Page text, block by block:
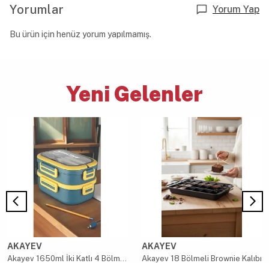
Yorumlar Yorum Yap
Bu ürün için henüz yorum yapılmamış.
Yeni Gelenler
AKAYEV
Akayev 1650ml İki Katlı 4 Bölmeli Çelik Yemek Kabı Mavi
AKAYEV
Akayev 18 Bölmeli Brownie Kalıbı